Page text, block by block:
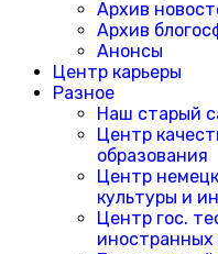
Архив
Архив
Анонсы
Центр карьеры
Разное
Наш старый
Центр
образования
Центр
культуры и
Центр гос.